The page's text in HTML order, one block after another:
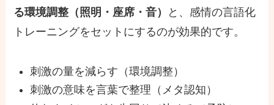
る環境調整（照明・座席・音）
と、感情の言語化
トレーニングをセットにするのが効果的です。
刺激の量を減らす（環境調整）
刺激の意味を言葉で整理（メタ認知）